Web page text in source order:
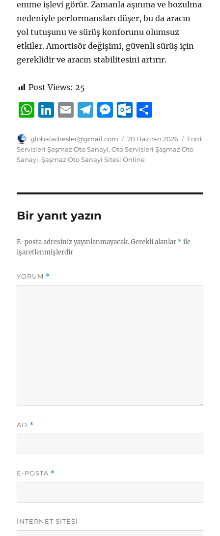
emme işlevi görür. Zamanla aşınma ve bozulma
nedeniyle performansları düşer, bu da aracın
yol tutuşunu ve sürüş konforunu olumsuz
etkiler. Amortisör değişimi, güvenli sürüş için
gereklidir ve aracın stabilitesini artırır.
Post Views: 25
W
at
s
p
Li
k
e
I
E
ai
l
T
e
g
a
M
ss
e
g
O
tl
o
k.
m
a
re
Yazar
globaladresler@gmail.com
Yayın
tarihi
20 Haziran 2026
Ford
Servisleri Şaşmaz Oto Sanayi,Oto Servisleri Şaşmaz Oto
Sanayi,Şaşmaz Oto Sanayi Sitesi Online
Bir yanıt yazın
E-posta adresiniz yayınlanmayacak. Gerekli alanlar *ile
işaretlenmişlerdir
YORUM *
AD *
E-POSTA *
İNTERNET SITESI